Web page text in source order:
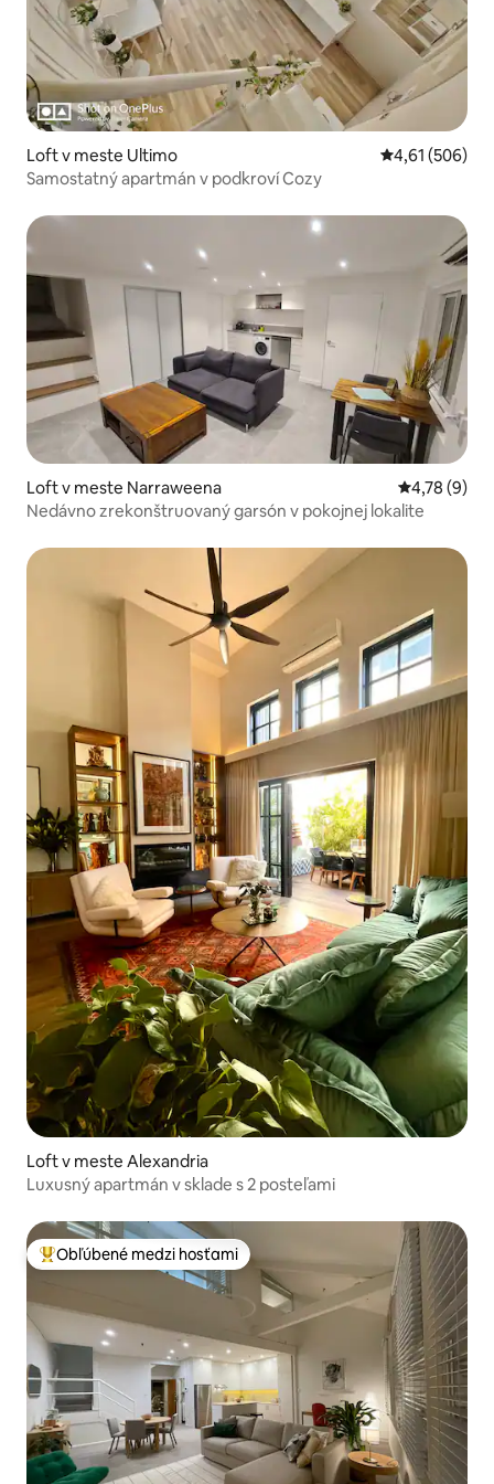
Loft v meste Ultimo Priemerné
4,61 (506)
Samostatný apartmán v podkroví Cozy
Loft v meste Narraweena Priemerné
4,78 (9)
Nedávno zrekonštruovaný garsón v pokojnej lokalite
Loft v meste Alexandria
Luxusný apartmán v sklade s 2 posteľami
Najobľúbenejšie medzi hosťami
Obľúbené medzi hosťami